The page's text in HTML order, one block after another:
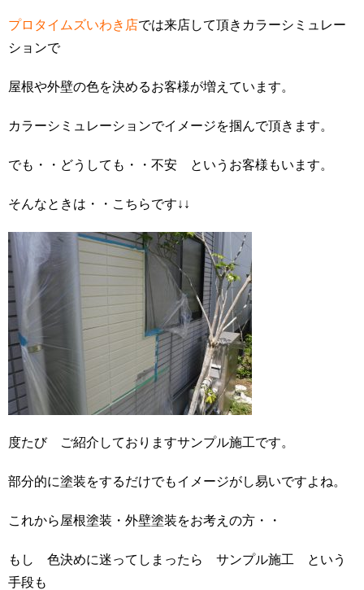
プロタイムズいわき店では来店して頂きカラーシミュレー
ションで
屋根や外壁の色を決めるお客様が増えています。
カラーシミュレーションでイメージを掴んで頂きます。
でも・・どうしても・・不安 というお客様もいます。
そんなときは・・こちらです↓↓
度たび ご紹介しておりますサンプル施工です。
部分的に塗装をするだけでもイメージがし易いですよね。
これから屋根塗装・外壁塗装をお考えの方・・
もし 色決めに迷ってしまったら サンプル施工 という
手段も